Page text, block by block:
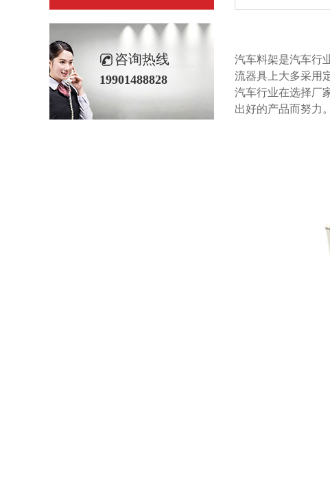
汽车料架是汽车行业
流器具上大多采用定制
汽车行业在选择厂家
出好的产品而努力。
咨询热线
19901488828